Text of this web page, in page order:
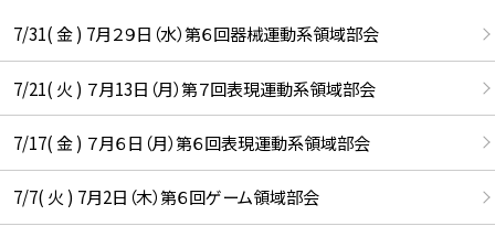
7/31( 金 ) 7月２９日（水）第６回器械運動系領域部会
7/21( 火 ) ７月13日（月）第７回表現運動系領域部会
7/17( 金 ) ７月６日（月）第６回表現運動系領域部会
7/7( 火 ) 7月2日（木）第６回ゲーム領域部会